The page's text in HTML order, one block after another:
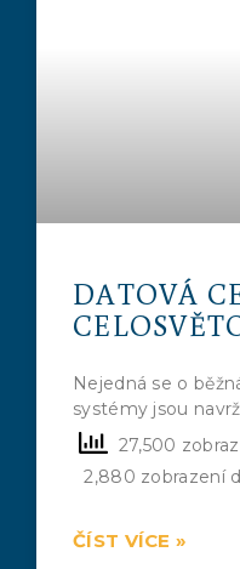
DATOVÁ
Nejedná se o
systémy jsou
27,500
2,880 zobrazení
ČÍST VÍCE »